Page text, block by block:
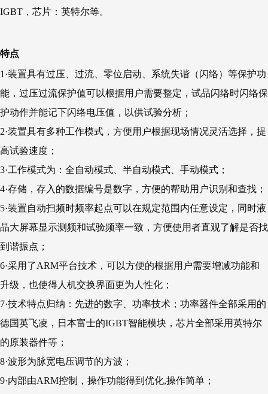
IGBT，芯片：英特尔等。
特点
1·装置具有过压、过流、零位启动、系统失谐（闪络）等保护功
能，过压过流保护值可以根据用户需要整定，试品闪络时闪络保
护动作并能记下闪络电压值，以供试验分析；
2·装置具有多种工作模式，方便用户根据现场情况灵活选择，提
高试验速度；
3·工作模式为：全自动模式、半自动模式、手动模式；
4·存储，存入的数据编号是数字，方便的帮助用户识别和查找；
5·装置自动扫频时频率起点可以在规定范围内任意设定，同时液
晶大屏幕显示测频和试验频率一致，方便使用者直观了解是否找
到谐振点；
6·采用了ARM平台技术，可以方便的根据用户需要增减功能和
升级，也使得人机交换界面更为人性化；
7·技术特点归纳：先进的数字、功率技术；功率器件全部采用的
德国英飞凌，日本富士的IGBT智能模块，芯片全部采用英特尔
的原装器件等；
8·波形为脉宽电压调节的方波；
9·内部由ARM控制，操作功能得到优化,操作简单；